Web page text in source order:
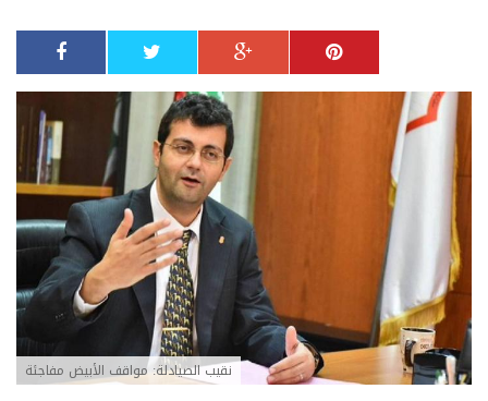
نقيب الصيادلة: مواقف الأبيض مفاجئة